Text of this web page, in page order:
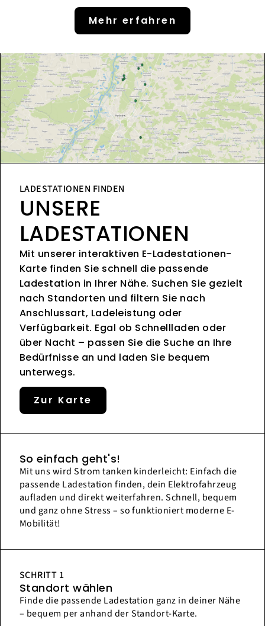
Mehr erfahren
LADESTATIONEN FINDEN
UNSERE
LADESTATIONEN
Mit unserer interaktiven E-Ladestationen-
Karte finden Sie schnell die passende
Ladestation in Ihrer Nähe. Suchen Sie gezielt
nach Standorten und filtern Sie nach
Anschlussart, Ladeleistung oder
Verfügbarkeit. Egal ob Schnellladen oder
über Nacht – passen Sie die Suche an Ihre
Bedürfnisse an und laden Sie bequem
unterwegs.
Zur Karte
So einfach geht's!
Mit uns wird Strom tanken kinderleicht: Einfach die
passende Ladestation finden, dein Elektrofahrzeug
aufladen und direkt weiterfahren. Schnell, bequem
und ganz ohne Stress – so funktioniert moderne E-
Mobilität!
SCHRITT 1
Standort wählen
Finde die passende Ladestation ganz in deiner Nähe
– bequem per anhand der Standort-Karte.